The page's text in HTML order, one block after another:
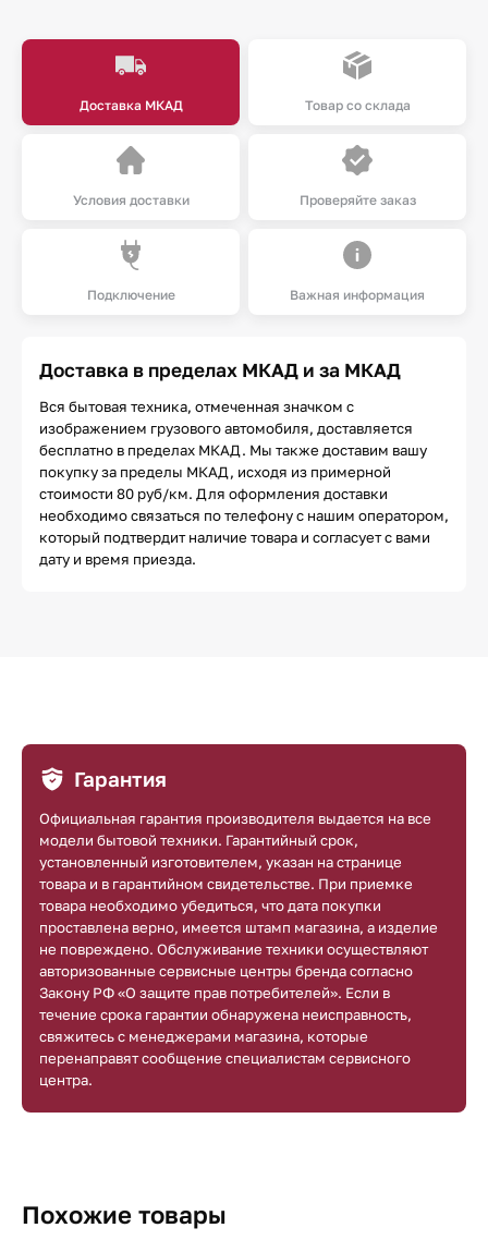
Доставка МКАД Товар со склада
Условия доставки Проверяйте заказ
Подключение Важная информация
Доставка в пределах МКАД и за МКАД
Вся бытовая техника, отмеченная значком с
изображением грузового автомобиля, доставляется
бесплатно в пределах МКАД. Мы также доставим вашу
покупку за пределы МКАД, исходя из примерной
стоимости 80 руб/км. Для оформления доставки
необходимо связаться по телефону с нашим оператором,
который подтвердит наличие товара и согласует с вами
дату и время приезда.
Гарантия
Официальная гарантия производителя выдается на все
модели бытовой техники. Гарантийный срок,
установленный изготовителем, указан на странице
товара и в гарантийном свидетельстве. При приемке
товара необходимо убедиться, что дата покупки
проставлена верно, имеется штамп магазина, а изделие
не повреждено. Обслуживание техники осуществляют
авторизованные сервисные центры бренда согласно
Закону РФ «О защите прав потребителей». Если в
течение срока гарантии обнаружена неисправность,
свяжитесь с менеджерами магазина, которые
перенаправят сообщение специалистам сервисного
центра.
Похожие товары